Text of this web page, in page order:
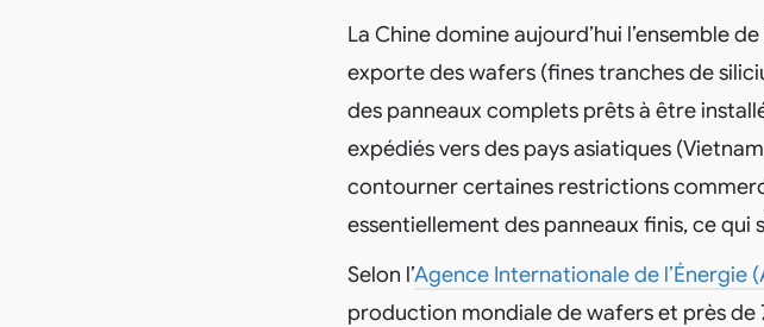
La Chine domine aujourd’hui l’ensemble
exporte des wafers (fines tranches de
des panneaux complets prêts à être
expédiés vers des pays asiatiques
contourner certaines restrictions
essentiellement des panneaux finis, ce qui
Selon l’Agence Internationale de l’Énergie
production mondiale de wafers et près de